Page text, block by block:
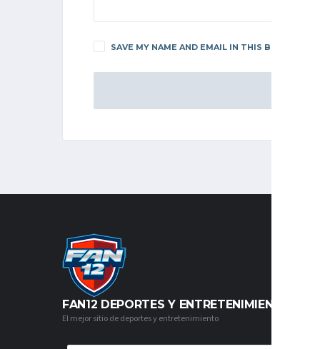
SAVE MY NAME AND EMAIL IN THIS BROWSER
FAN12 DEPORTES Y ENTRETENIMIENTO
El mejor sitio de deportes y entretenimiento